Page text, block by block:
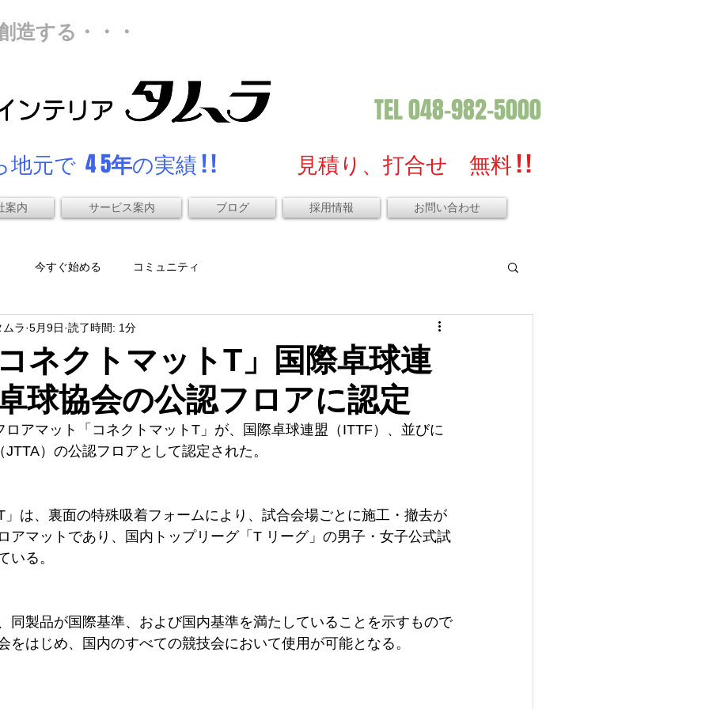
造する・・・
TEL 048-982-5000
元で 4 5年の実績 ! ! 見積り、打合せ 無料 ! !
案内 サービス案内 ブログ 採用情報 お問い合わせ
今すぐ始める コミュニティ
ネクトマットT」国際卓球連
球協会の公認フロアに認定
ラ 5月9日 読了時間: 1分
アマット「コネクトマットT」が、国際卓球連盟（ITTF）、並びに
）の公認フロアとして認定された。
は、裏面の特殊吸着フォームにより、試合会場ごとに施工・撤去が
アマットであり、国内トップリーグ「T リーグ」の男子・女子公式試
いる。
製品が国際基準、および国内基準を満たしていることを示すもので
をはじめ、国内のすべての競技会において使用が可能となる。